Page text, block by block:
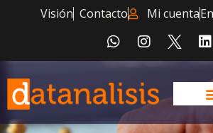
Visión Contacto Mi cuenta